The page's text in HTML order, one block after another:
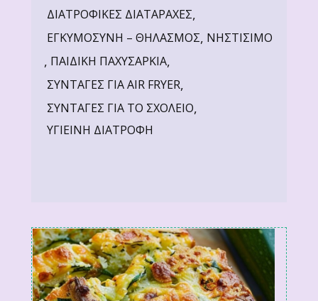
ΔΙΑΤΡΟΦΙΚΕΣ ΔΙΑΤΑΡΑΧΕΣ,
ΕΓΚΥΜΟΣΥΝΗ – ΘΗΛΑΣΜΟΣ, ΝΗΣΤΙΣΙΜΟ
, ΠΑΙΔΙΚΗ ΠΑΧΥΣΑΡΚΙΑ,
ΣΥΝΤΑΓΕΣ ΓΙΑ AIR FRYER,
ΣΥΝΤΑΓΕΣ ΓΙΑ ΤΟ ΣΧΟΛΕΙΟ,
ΥΓΙΕΙΝΗ ΔΙΑΤΡΟΦΗ